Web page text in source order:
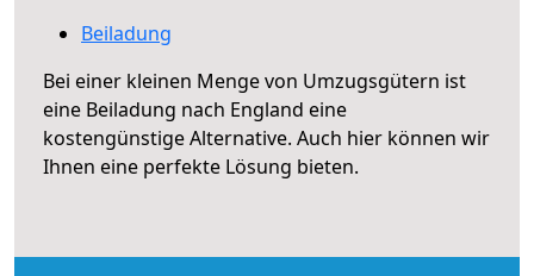
Beiladung
Bei einer kleinen Menge von Umzugsgütern ist
eine Beiladung nach England eine
kostengünstige Alternative. Auch hier können wir
Ihnen eine perfekte Lösung bieten.